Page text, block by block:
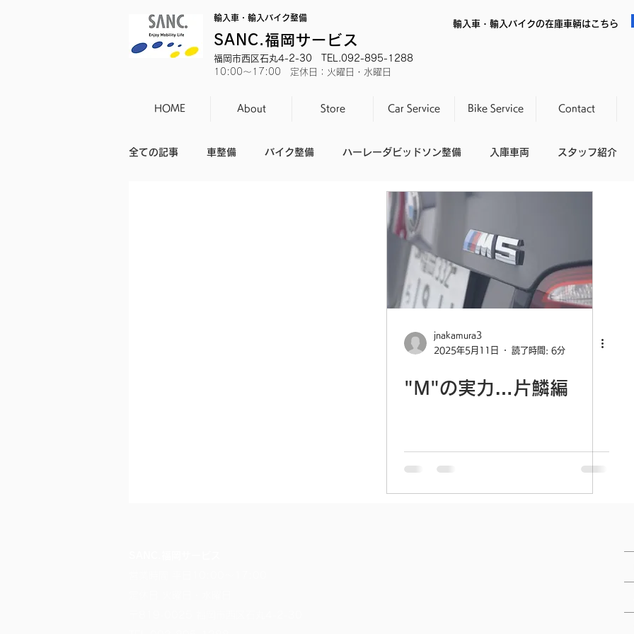
輸入車・輸入バイク整備
SANC.福岡サービス
輸入車・輸入バイクの在庫車輌はこちら
福岡市西区石丸4-2-30 TEL.092-895-1288
10:00～17:00 定休日：火曜日・水曜日
HOME About Store Car Service Bike Service Contact
全ての記事 車整備 バイク整備 ハーレーダビッドソン整備 入庫車両 スタッフ紹介
整備不良
jnakamura3
2025年5月11日
読了時間: 6分
"M"の実力…片鱗編